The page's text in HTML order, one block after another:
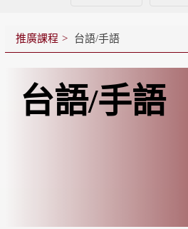
推廣課程 台語/手語
台語/手語